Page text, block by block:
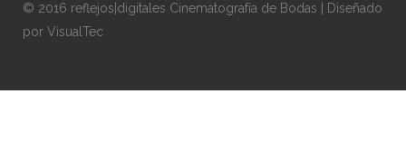
© 2016 reflejos|digitales Cinematografía de Bodas | Diseñado
por VisualTec